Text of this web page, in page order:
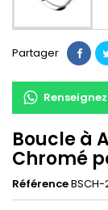
Partager
Boucle à
Chromé
Référence